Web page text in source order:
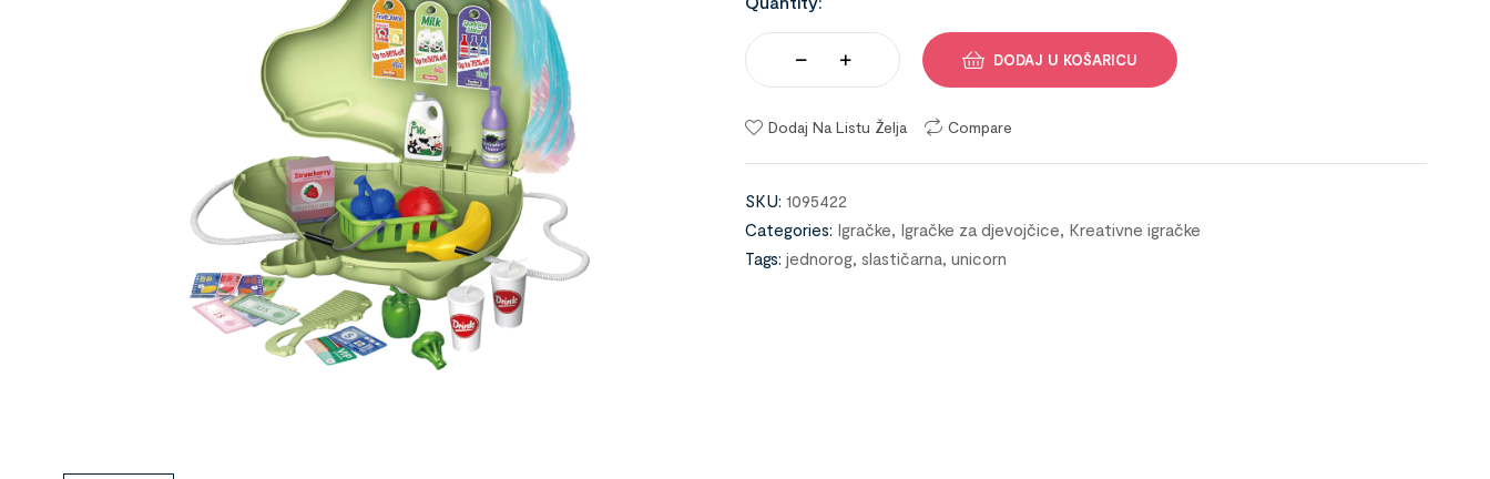
DODAJ U KOŠARICU
Dodaj Na Listu Želja Compare
SKU: 1095422
Categories: Igračke, Igračke za djevojčice, Kreativne igračke
Tags: jednorog, slastičarna, unicorn